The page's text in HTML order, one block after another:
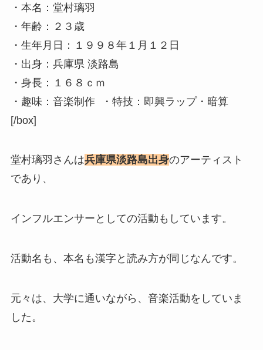
・本名：堂村璃羽
・年齢：２３歳
・生年月日：１９９８年１月１２日
・出身：兵庫県 淡路島
・身長：１６８ｃｍ
・趣味：音楽制作 ・特技：即興ラップ・暗算
[/box]
堂村璃羽さんは兵庫県淡路島出身のアーティスト
であり、
インフルエンサーとしての活動もしています。
活動名も、本名も漢字と読み方が同じなんです。
元々は、大学に通いながら、音楽活動をしていま
した。